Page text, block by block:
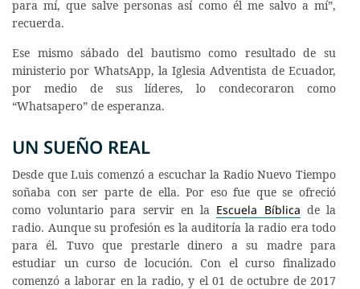
para mí, que salve personas así como él me salvo a mí”,
recuerda.
Ese mismo sábado del bautismo como resultado de su
ministerio por WhatsApp, la Iglesia Adventista de Ecuador,
por medio de sus líderes, lo condecoraron como
“Whatsapero” de esperanza.
UN SUEÑO REAL
Desde que Luis comenzó a escuchar la Radio Nuevo Tiempo
soñaba con ser parte de ella. Por eso fue que se ofreció
como voluntario para servir en la Escuela Bíblica de la
radio. Aunque su profesión es la auditoría la radio era todo
para él. Tuvo que prestarle dinero a su madre para
estudiar un curso de locución. Con el curso finalizado
comenzó a laborar en la radio, y el 01 de octubre de 2017